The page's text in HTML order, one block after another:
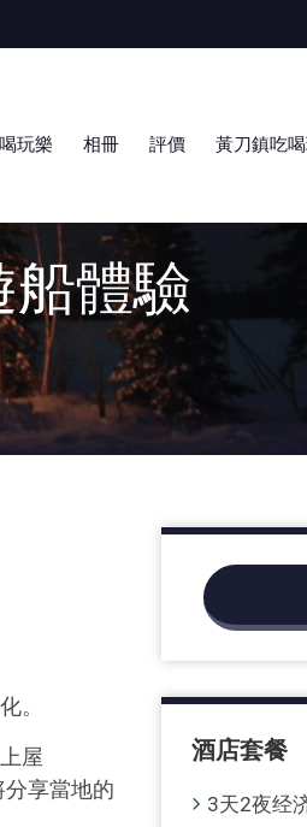
玩樂 相冊 評價 黃刀鎮吃
船體驗
。
屋
享當地的
酒店套餐
3天2夜经